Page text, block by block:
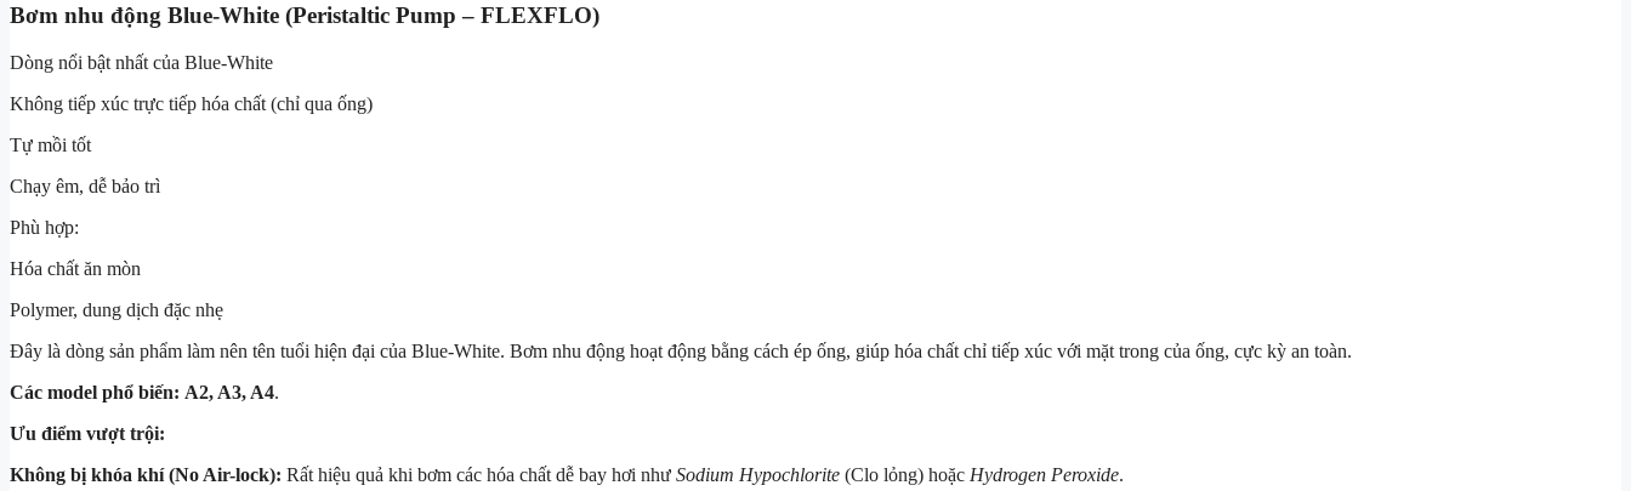
Bơm nhu động Blue-White (Peristaltic Pump – FLEXFLO)
Dòng nổi bật nhất của Blue-White
Không tiếp xúc trực tiếp hóa chất (chỉ qua ống)
Tự mồi tốt
Chạy êm, dễ bảo trì
Phù hợp:
Hóa chất ăn mòn
Polymer, dung dịch đặc nhẹ
Đây là dòng sản phẩm làm nên tên tuổi hiện đại của Blue-White. Bơm nhu động hoạt động bằng cách ép ống, giúp hóa chất chỉ tiếp xúc với mặt trong của ống, cực kỳ an toàn.
Các model phổ biến: A2, A3, A4.
Ưu điểm vượt trội:
Không bị khóa khí (No Air-lock): Rất hiệu quả khi bơm các hóa chất dễ bay hơi như Sodium Hypochlorite (Clo lỏng) hoặc Hydrogen Peroxide.